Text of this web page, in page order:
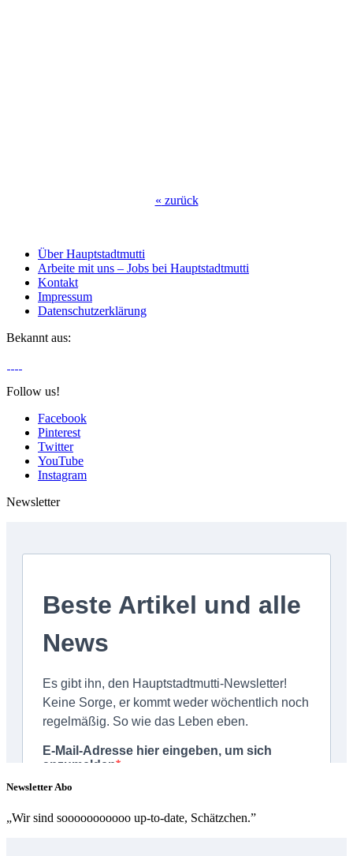
« zurück
Über Hauptstadtmutti
Arbeite mit uns – Jobs bei Hauptstadtmutti
Kontakt
Impressum
Datenschutzerklärung
Bekannt aus:
Follow us!
Facebook
Pinterest
Twitter
YouTube
Instagram
Newsletter
Newsletter Abo
„Wir sind sooooooooooo up-to-date, Schätzchen.”